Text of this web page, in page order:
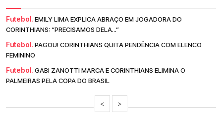
Futebol. EMILY LIMA EXPLICA ABRAÇO EM JOGADORA DO
CORINTHIANS: “PRECISAMOS DELA...”
Futebol. PAGOU! CORINTHIANS QUITA PENDÊNCIA COM ELENCO
FEMININO
Futebol. GABI ZANOTTI MARCA E CORINTHIANS ELIMINA O
PALMEIRAS PELA COPA DO BRASIL
< >